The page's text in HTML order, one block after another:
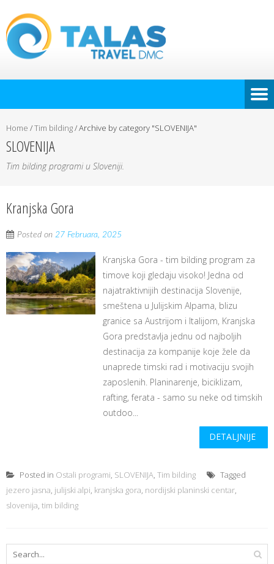
Home /Tim bilding/Archive by category "SLOVENIJA"
SLOVENIJA
Tim bilding programi u Sloveniji.
Kranjska Gora
Posted on 27 Februara, 2025
Kranjska Gora - tim bilding program za
timove koji gledaju visoko! Jedna od
najatraktivnijih destinacija Slovenije,
smeštena u Julijskim Alpama, blizu
granice sa Austrijom i Italijom, Kranjska
Gora predstavlja jednu od najboljih
destinacija za kompanije koje žele da
unaprede timski rad i motivaciju svojih
zaposlenih. Planinarenje, biciklizam,
rafting, ferata - samo su neke od timskih
outdoo...
DETALJNIJE
Posted in Ostali programi, SLOVENIJA, Tim bilding
Tagged
jezero jasna, julijski alpi, kranjska gora, nordijski planinski centar,
slovenija, tim bilding